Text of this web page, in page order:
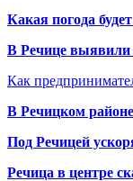
Какая погода
В Речице выявили
Как
В Речицком
Под Речицей
Речица в центре